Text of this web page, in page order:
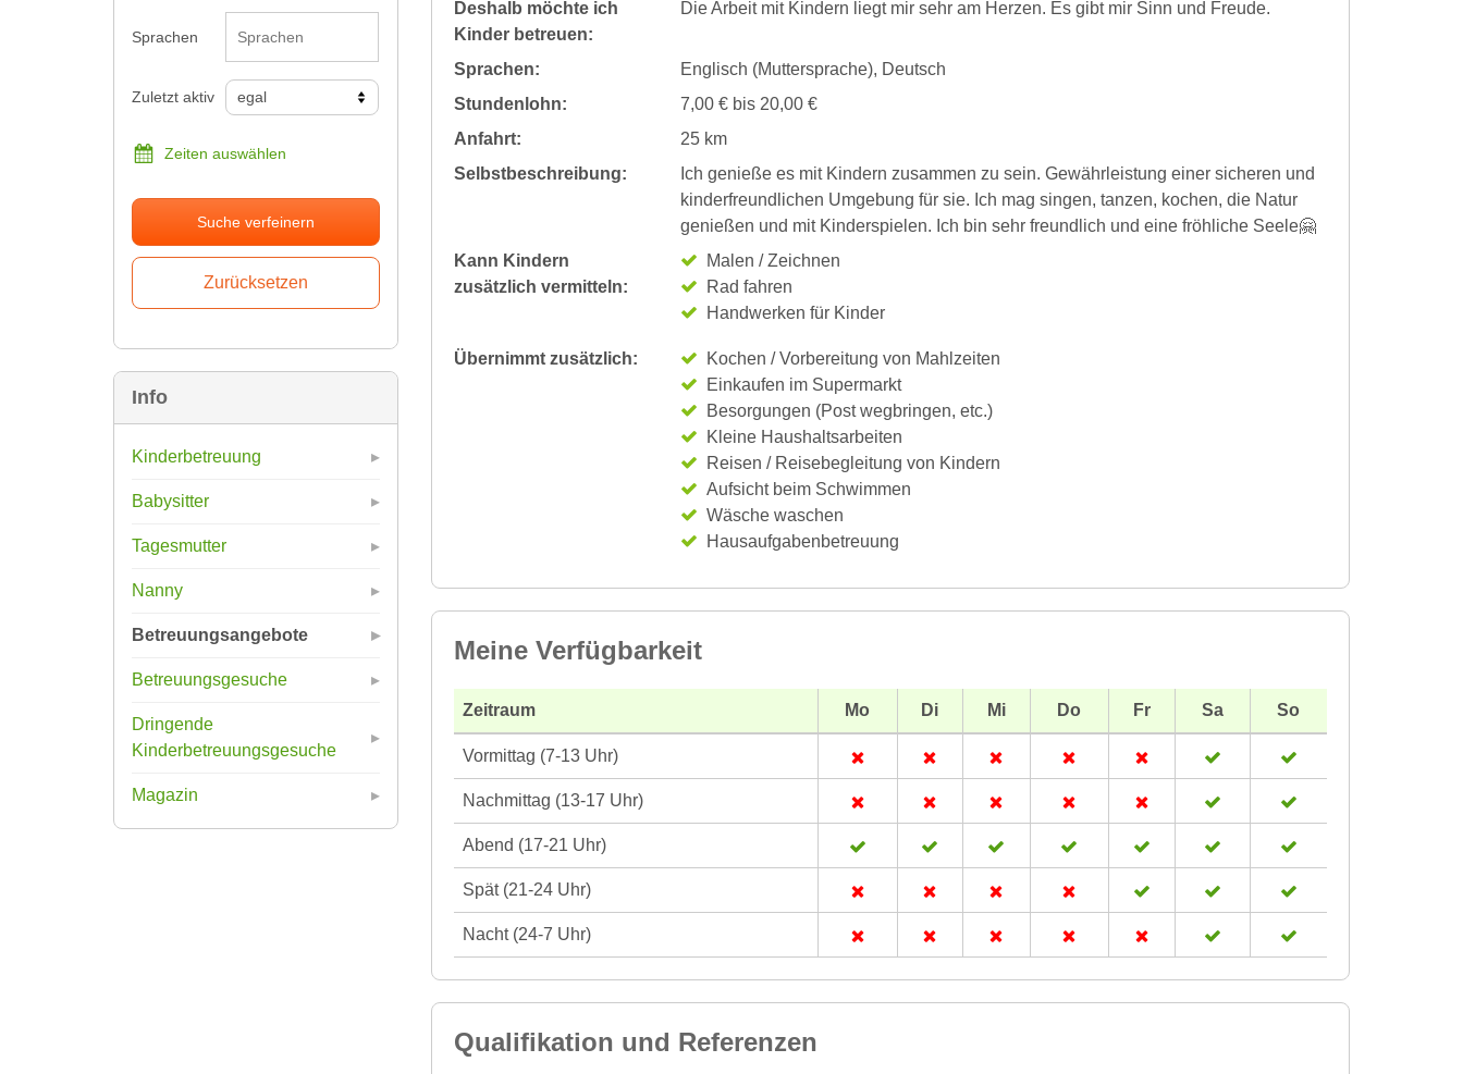
Sprachen
Zuletzt aktiv
Zeiten auswählen
Suche verfeinern
Info
Kinderbetreuung
Babysitter
Tagesmutter
Nanny
Betreuungsangebote
Betreuungsgesuche
Dringende
Kinderbetreuungsgesuche
Magazin
Deshalb möchte ich
Kinder betreuen:
Die Arbeit mit Kindern liegt mir sehr am Herzen. Es gibt mir Sinn und Freude.
Sprachen:
Englisch (Muttersprache), Deutsch
Stundenlohn:
7,00 € bis 20,00 €
Anfahrt:
25 km
Selbstbeschreibung:
Ich genieße es mit Kindern zusammen zu sein. Gewährleistung einer sicheren und
kinderfreundlichen Umgebung für sie. Ich mag singen, tanzen, kochen, die Natur
genießen und mit Kinderspielen. Ich bin sehr freundlich und eine fröhliche Seele🤗
Kann Kindern
zusätzlich vermitteln:
Malen / Zeichnen
Rad fahren
Handwerken für Kinder
Übernimmt zusätzlich:
Kochen / Vorbereitung von Mahlzeiten
Einkaufen im Supermarkt
Besorgungen (Post wegbringen, etc.)
Kleine Haushaltsarbeiten
Reisen / Reisebegleitung von Kindern
Aufsicht beim Schwimmen
Wäsche waschen
Hausaufgabenbetreuung
Meine Verfügbarkeit
Zeitraum Mo Di Mi Do Fr Sa So
Vormittag (7-13 Uhr)
Nachmittag (13-17 Uhr)
Abend (17-21 Uhr)
Spät (21-24 Uhr)
Nacht (24-7 Uhr)
Qualifikation und Referenzen